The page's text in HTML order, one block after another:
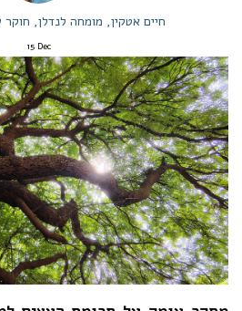
חיים אטקין, מומחה לנדלן, חוקר
15 Dec